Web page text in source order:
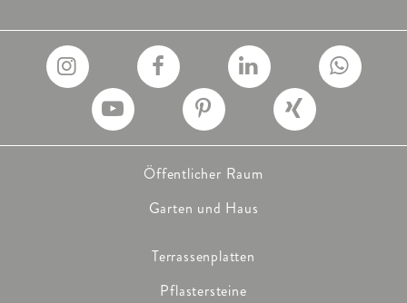
Öffentlicher Raum
Garten und Haus
Terrassenplatten
Pflastersteine